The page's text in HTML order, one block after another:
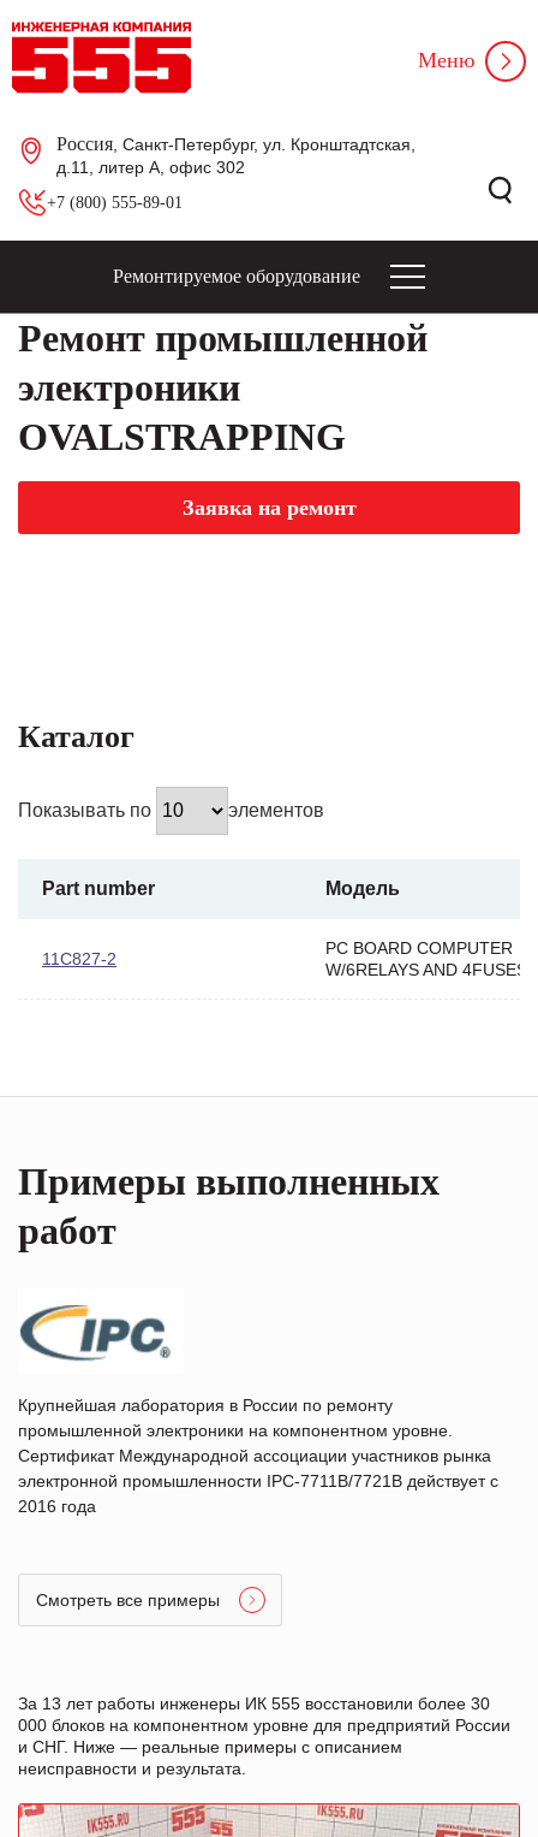
Россия , Санкт-Петербург, ул. Кронштадтская,
д.11, литер А, офис 302
+7 (800) 555-89-01
Меню
Ремонтируемое оборудование
Ремонт промышленной
электроники
OVALSTRAPPING
Заявка на ремонт
Каталог
Показывать по элементов
Part number Модель
11C827-2
PC BOARD COMPUTER
W/6RELAYS AND 4FUSES
Примеры выполненных
работ
Крупнейшая лаборатория в России по ремонту
промышленной электроники на компонентном уровне.
Сертификат Международной ассоциации участников рынка
электронной промышленности IPC-7711B/7721B действует с
2016 года
Смотреть все примеры
За 13 лет работы инженеры ИК 555 восстановили более 30
000 блоков на компонентном уровне для предприятий России
и СНГ. Ниже — реальные примеры с описанием
неисправности и результата.